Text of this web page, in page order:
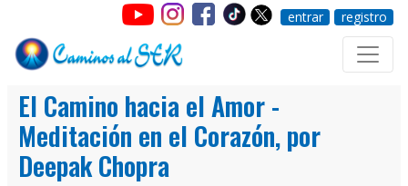
entrar registro
El Camino hacia el Amor -
Meditación en el Corazón, por
Deepak Chopra